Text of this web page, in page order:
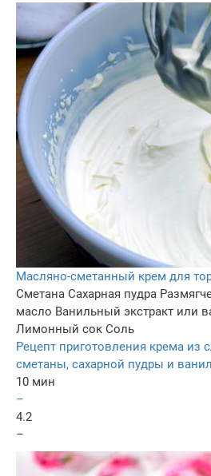
Масляно-сметанный крем для
Сметана Сахарная пудра
масло Ванильный экстракт или
Лимонный сок Соль
Рецепт приготовления крема из
сметаны, сахарной пудры и
10 мин
–
4.2
–